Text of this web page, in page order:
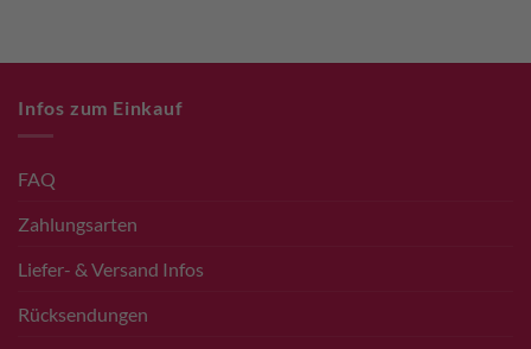
Infos zum Einkauf
FAQ
Zahlungsarten
Liefer- & Versand Infos
Rücksendungen